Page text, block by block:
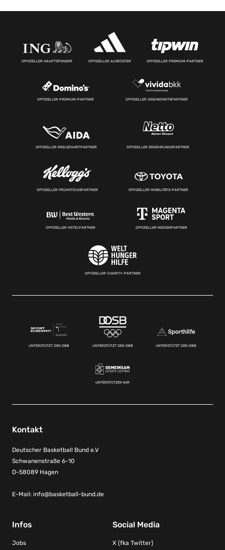
OFFIZIELLER HAUPTSPONSOR OFFIZIELLER AUSRÜSTER OFFIZIELLER PREMIUM-PARTNER
OFFIZIELLER PREMIUM-PARTNER OFFIZIELLER GESUNDHEITSPARTNER
OFFIZIELLER KREUZFAHRTPARTNER OFFIZIELLER ERNÄHRUNGSPARTNER
OFFIZIELLER FRÜHSTÜCKSPARTNER OFFIZIELLER MOBILITÄTS-PARTNER
OFFIZIELLER HOTELPARTNER OFFIZIELLER MEDIENPARTNER
OFFIZIELLER CHARITY-PARTNER
UNTERSTÜTZT DEN DBB UNTERSTÜTZT DEN DBB UNTERSTÜTZT DEN DBB
UNTERSTÜTZEN WIR
Kontakt
Deutscher Basketball Bund e.V
Schwanenstraße 6-10
D-58089 Hagen
E-Mail: info@basketball-bund.de
Infos
Jobs
Social Media
X (fka Twitter)